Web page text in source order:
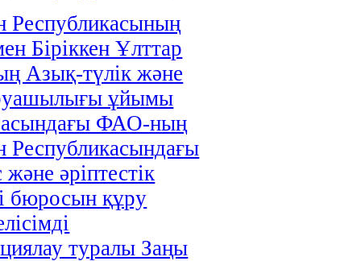
Республикасының
Біріккен Ұлттар
Азық-түлік және
ұйымы
ФАО-ның
Республикасындағы
әріптестік
бюросын құру
туралы Заңы